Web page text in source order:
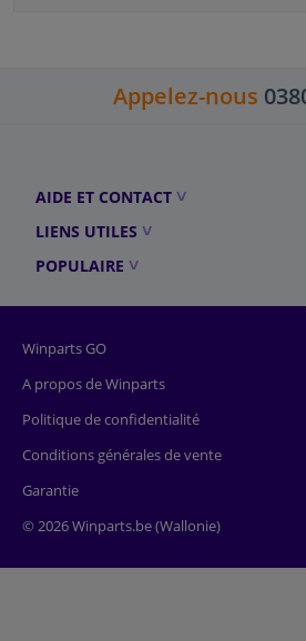
Appelez-nous
AIDE ET CONTACT
LIENS UTILES
POPULAIRE
Winparts GO
A propos de Winparts
Politique de confidentialité
Conditions générales de vente
Garantie
© 2026 Winparts.be (Wallonie)